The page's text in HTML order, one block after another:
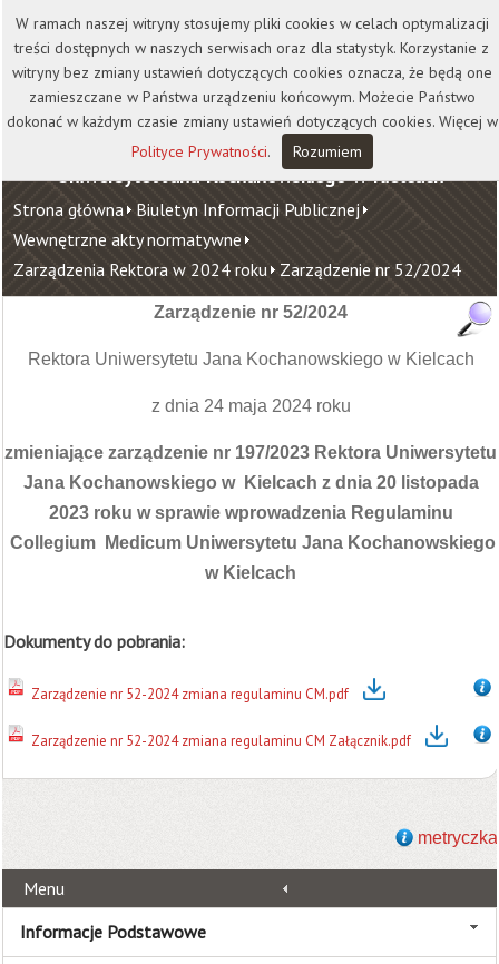
Kontakt Biblioteka
Wydawnictwo
Wirtualna Uczelnia
Uniwersytet Jana Kochanowskiego w Kielcach
Strona główna Biuletyn Informacji Publicznej
Wewnętrzne akty normatywne
Zarządzenia Rektora w 2024 roku Zarządzenie nr 52/2024
Zarządzenie nr 52/2024
Rektora Uniwersytetu Jana Kochanowskiego w Kielcach
z dnia 24 maja 2024 roku
zmieniające zarządzenie nr 197/2023 Rektora Uniwersytetu
Jana Kochanowskiego w Kielcach z dnia 20 listopada
2023 roku w sprawie wprowadzenia Regulaminu
Collegium Medicum Uniwersytetu Jana Kochanowskiego
w Kielcach
Dokumenty do pobrania:
Zarządzenie nr 52-2024 zmiana regulaminu CM.pdf
Zarządzenie nr 52-2024 zmiana regulaminu CM Załącznik.pdf
metryczka
Menu
Informacje Podstawowe
W ramach naszej witryny stosujemy pliki cookies w celach optymalizacji
treści dostępnych w naszych serwisach oraz dla statystyk. Korzystanie z
witryny bez zmiany ustawień dotyczących cookies oznacza, że będą one
zamieszczane w Państwa urządzeniu końcowym. Możecie Państwo
dokonać w każdym czasie zmiany ustawień dotyczących cookies. Więcej w
Polityce Prywatności. Rozumiem